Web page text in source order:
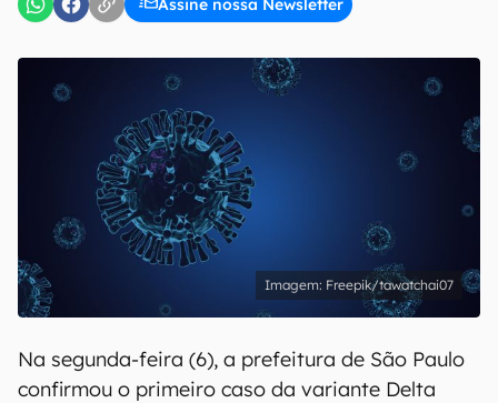
Confirmo que li, aceito e concordo com os Termos de
Uso e Política de Privacidade do Canaltech.
Freepik/tawatchai07
Na segunda-feira (6), a prefeitura de São Paulo
confirmou o primeiro caso da variante Delta